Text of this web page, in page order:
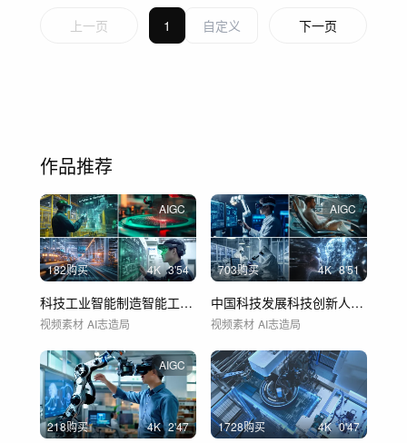
上一页 1 下一页
作品推荐
AIGC
182购买 4K 3'54
科技工业智能制造智能工厂科技生产智能车间
视频素材 AI志造局
AIGC
703购买 4K 8'51
中国科技发展科技创新人工智能AI未来科技
视频素材 AI志造局
AIGC
218购买 4K 2'47 1728购买 4K 0'47